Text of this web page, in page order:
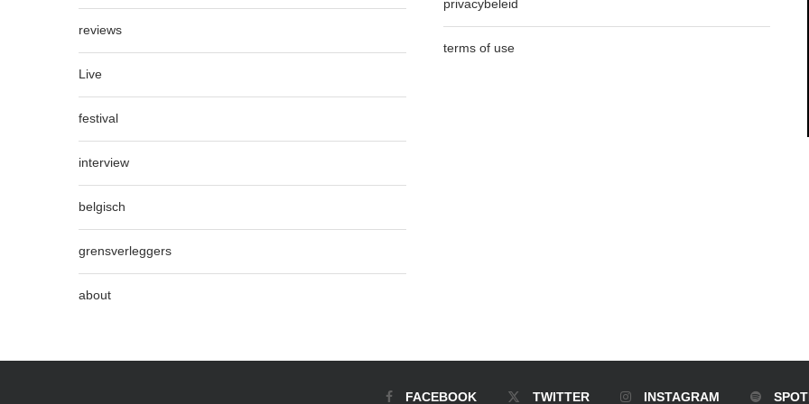
reviews
Live
festival
interview
belgisch
grensverleggers
about
privacybeleid
terms of use
FACEBOOK TWITTER INSTAGRAM